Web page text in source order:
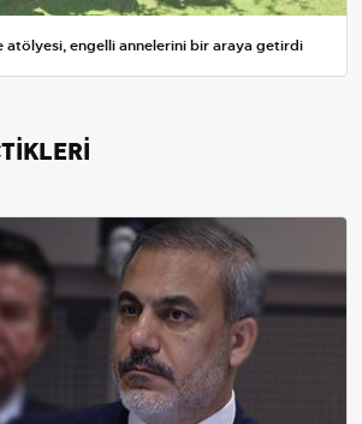
atölyesi, engelli annelerini bir araya getirdi